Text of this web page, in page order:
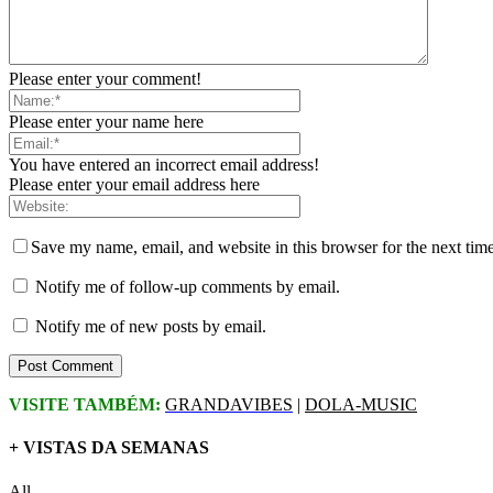
Please enter your comment!
Please enter your name here
You have entered an incorrect email address!
Please enter your email address here
Save my name, email, and website in this browser for the next
Notify me of follow-up comments by email.
Notify me of new posts by email.
VISITE TAMBÉM: GRANDAVIBES | DOLA-MUSIC
+ VISTAS DA SEMANAS